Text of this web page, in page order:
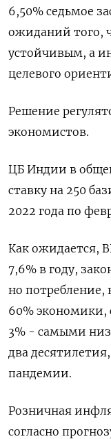
6,50% седьмое
ожиданий того,
устойчивым, а
целевого
Решение
экономистов.
ЦБ Индии в
ставку на 250
2022 года по
Как ожидается,
7,6% в году,
но потребление,
60% экономики,
3% - самыми
два
пандемии.
Розничная
согласно